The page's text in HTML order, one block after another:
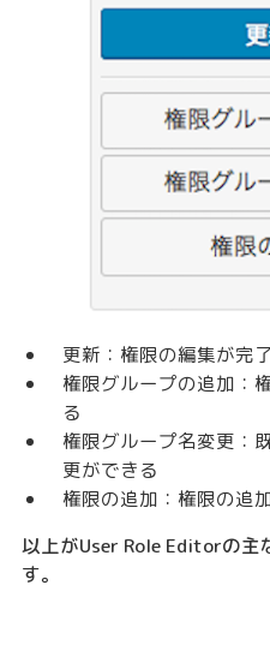
更新：権限の編集が完
権限グループの追加：
る
権限グループ名変更：
更ができる
権限の追加：権限の追
以上がUser Role Editorの主
す。